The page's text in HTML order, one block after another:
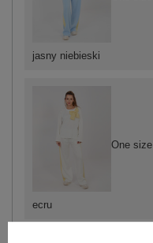
jasny niebieski
ecru
One size